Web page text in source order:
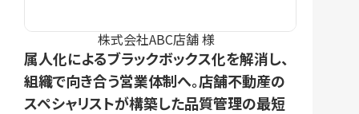
株式会社ABC店舗 様
属人化によるブラックボックス化を解消し、
組織で向き合う営業体制へ。店舗不動産の
スペシャリストが構築した品質管理の最短